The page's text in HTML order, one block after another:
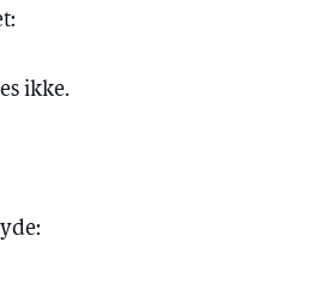
ikke.